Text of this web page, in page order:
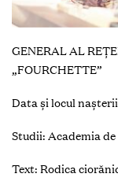
GENERAL AL
„FOURCHETTE”
Data şi locul
Studii: Academia
Text: Rodica